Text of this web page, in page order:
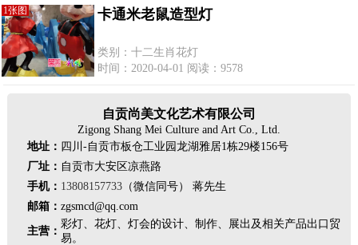
1张图 卡通米老鼠造型灯
类别：十二生肖花灯
时间：2020-04-01 阅读：9578
自贡尚美文化艺术有限公司
Zigong Shang Mei Culture and Art Co., Ltd.
地址： 四川-自贡市板仓工业园龙湖雅居1栋29楼156号
厂址： 自贡市大安区凉燕路
手机： 13808157733（微信同号） 蒋先生
邮箱： zgsmcd@qq.com
主营：
彩灯、花灯、灯会的设计、制作、展出及相关产品出口贸
易。